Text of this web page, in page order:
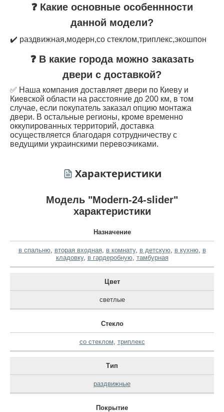
❓ Какие основные особеннности
данной модели?
✔️ раздвижная,модерн,со стеклом,триплекс,экошпон
❓ В какие города можно заказать
двери с доставкой?
✅ Наша компания доставляет двери по Киеву и
Киевской области на расстояние до 200 км, в том
случае, если покупатель заказал опцию монтажа
двери. В остальные регионы, кроме временно
оккупированных территорий, доставка
осуществляется благодаря сотрудничеству с
ведущими украинскими перевозчиками.
Характеристики
Модель "Modern-24-slider"
характеристики
Назначение
в спальню, вторая входная, в комнату, в детскую, в кухню, в
кладовку, в гардеробную, тамбурная
Цвет
светлые
Стекло
со стеклом триплекс
Тип
раздвижные
Покрытие